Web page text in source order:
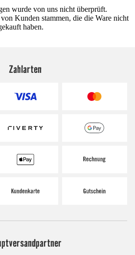
wurde von uns nicht überprüft.
Kunden stammen, die die Ware nicht
haben.
Zahlarten